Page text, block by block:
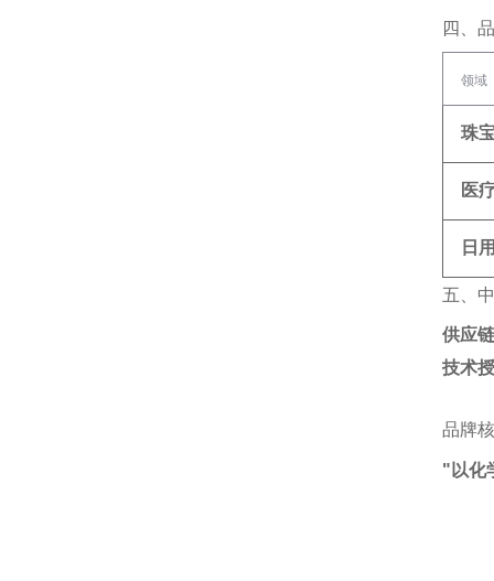
四、
领域
珠
医
日
五、
供应
技术
品牌
"以化